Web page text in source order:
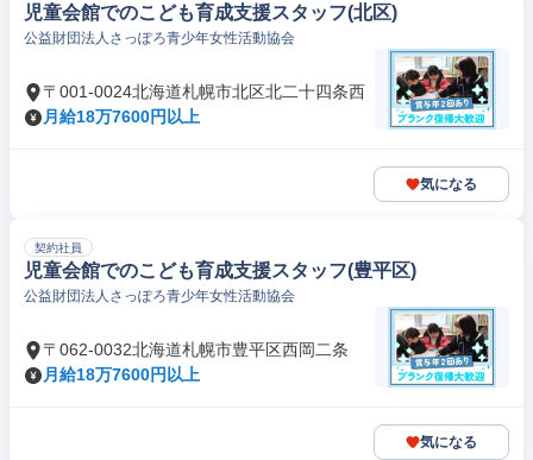
児童会館でのこども育成支援スタッフ(北区)
公益財団法人さっぽろ青少年女性活動協会
〒001-0024北海道札幌市北区北二十四条西
月給18万7600円以上
気になる
契約社員
児童会館でのこども育成支援スタッフ(豊平区)
公益財団法人さっぽろ青少年女性活動協会
〒062-0032北海道札幌市豊平区西岡二条
月給18万7600円以上
気になる